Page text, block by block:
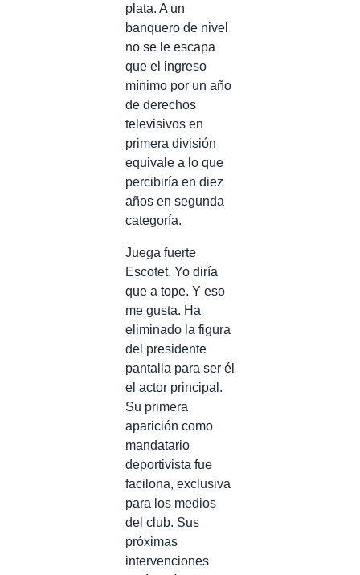
plata. A un
banquero de nivel
no se le escapa
que el ingreso
mínimo por un año
de derechos
televisivos en
primera división
equivale a lo que
percibiría en diez
años en segunda
categoría.
Juega fuerte
Escotet. Yo diría
que a tope. Y eso
me gusta. Ha
eliminado la figura
del presidente
pantalla para ser él
el actor principal.
Su primera
aparición como
mandatario
deportivista fue
facilona, exclusiva
para los medios
del club. Sus
próximas
intervenciones